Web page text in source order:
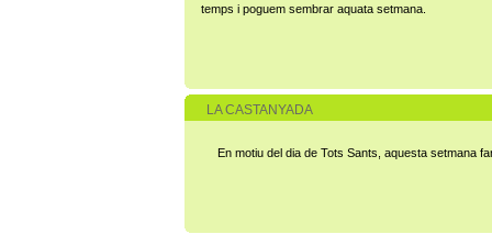
temps i poguem sembrar aquata setmana.
LA CASTANYADA
En motiu del dia de Tots Sants, aquesta setmana